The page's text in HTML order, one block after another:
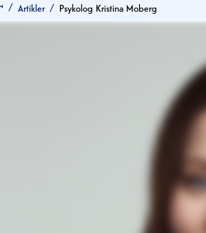
Artikler Psykolog Kristina Moberg